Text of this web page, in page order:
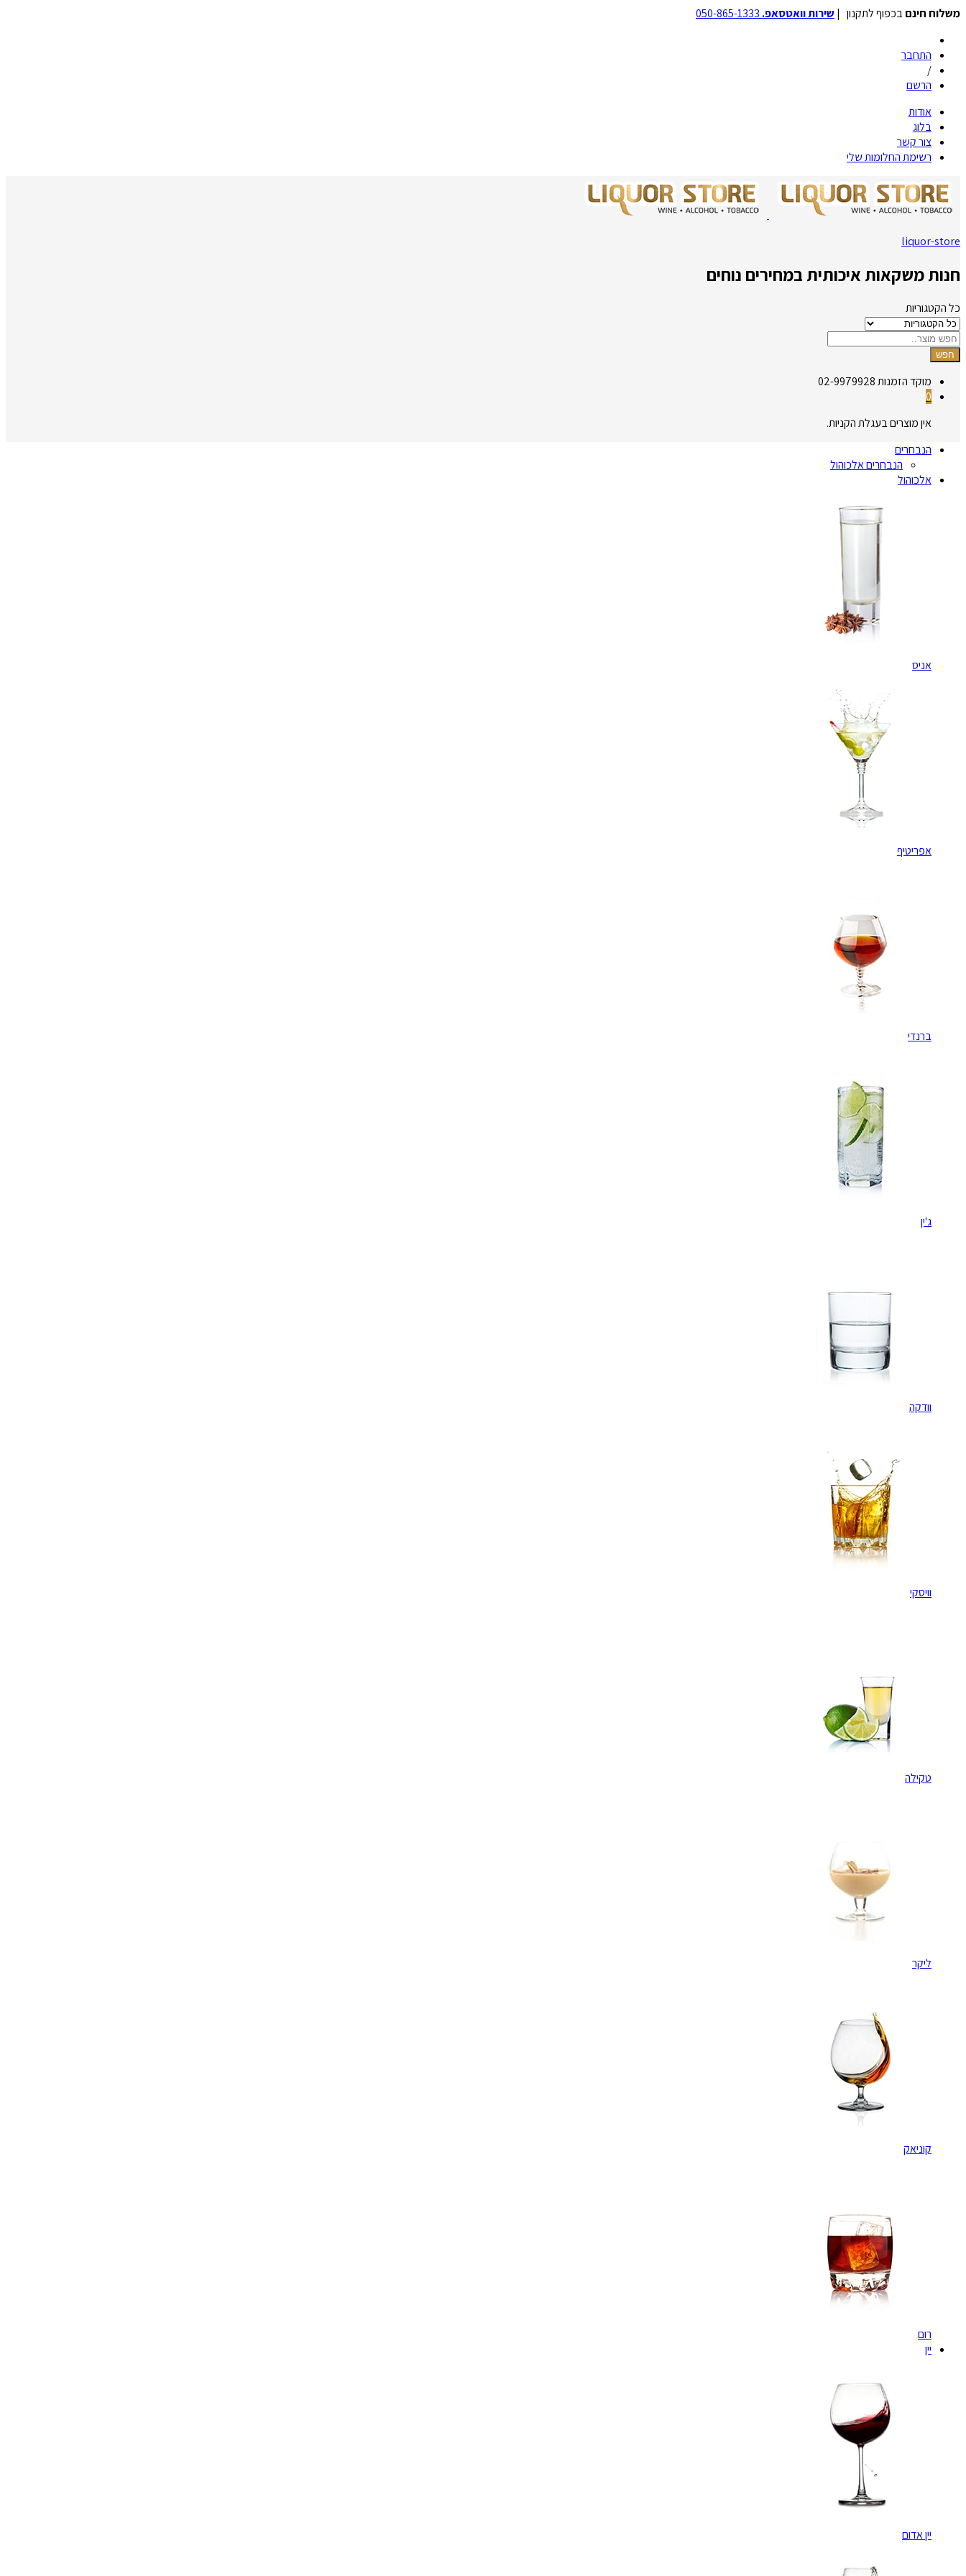
משלוח חינםבכפוף לתקנון | שירות וואטסאפ.
התחבר
/
הרשם
אודות
בלוג
צור קשר
רשימת החלומות שלי
liquor-store
חנות משקאות איכותית במחירים נוחים
כל הקטגוריות
חפש
מוקד הזמנות02-9979928
0
אין מוצרים בעגלת הקניות.
הנבחרים
הנבחרים אלכוהול
אלכוהול
אניס
אפריטיף
ברנדי
ג'ין
וודקה
וויסקי
טקילה
ליקר
קוניאק
רום
יין
יין אדום